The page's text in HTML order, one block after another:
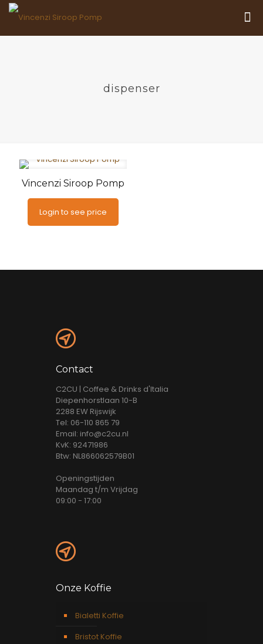
dispenser
Vincenzi Siroop Pomp
Login to see price
Contact
C2CU | Coffee & Drinks d'Italia
Diepenhorstlaan 10-B
2288 EW Rijswijk
Tel: 06-110 865 79
Email: info@c2cu.nl
KvK: 92471986
Btw: NL866062579B01
Openingstijden
Maandag t/m Vrijdag
09:00 - 17:00
Onze Koffie
Bialetti Koffie
Bristot Koffie